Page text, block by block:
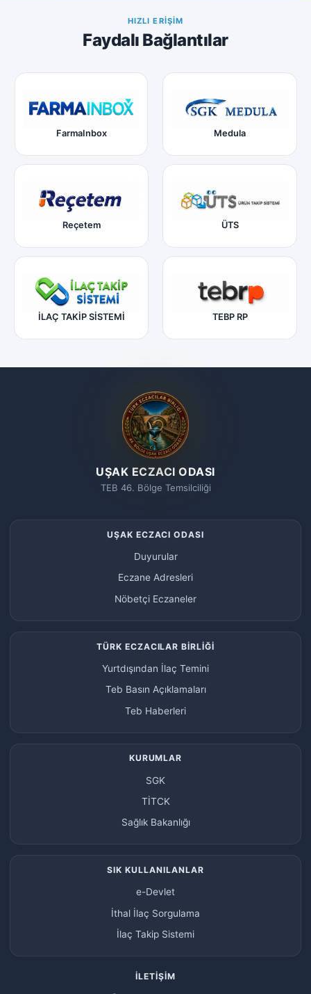
HIZLI ERIŞIM
Faydalı Bağlantılar
FarmaInbox Medula
Reçetem ÜTS
İLAÇ TAKİP SİSTEMİ TEBP RP
UŞAK ECZACI ODASI
TEB 46. Bölge Temsilciliği
UŞAK ECZACI ODASI
Duyurular
Eczane Adresleri
Nöbetçi Eczaneler
TÜRK ECZACILAR BİRLİĞİ
Yurtdışından İlaç Temini
Teb Basın Açıklamaları
Teb Haberleri
KURUMLAR
SGK
TİTCK
Sağlık Bakanlığı
SIK KULLANILANLAR
e-Devlet
İthal İlaç Sorgulama
İlaç Takip Sistemi
İLETIŞIM